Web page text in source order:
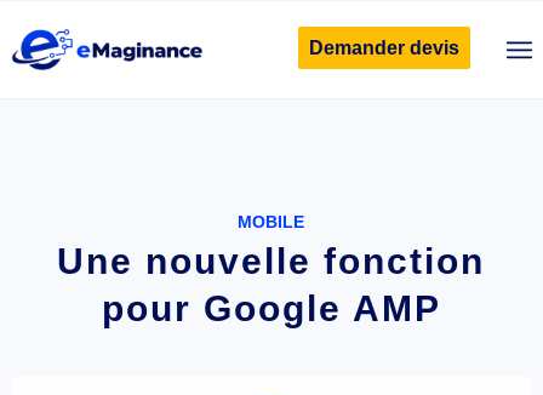
Demander devis
MOBILE
Une nouvelle fonction
pour Google AMP